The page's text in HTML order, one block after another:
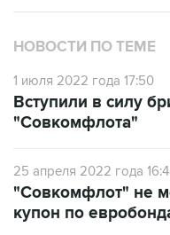
НОВОСТИ ПО ТЕМЕ
1 июля 2022 года 17:50
"Совкомфлота"
25 апреля 2022 года 16:48
купон по